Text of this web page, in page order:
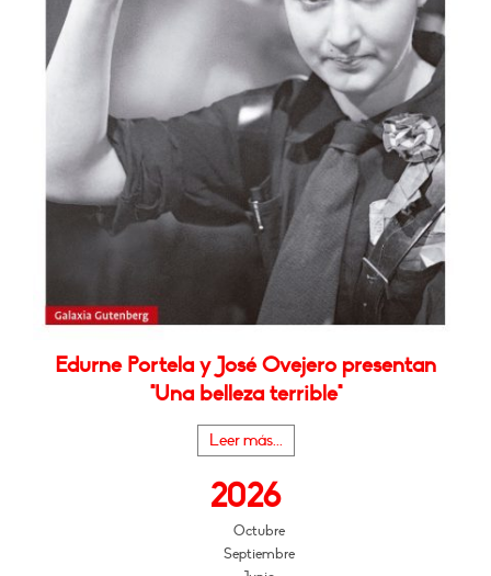
Edurne Portela y José Ovejero presentan
"Una belleza terrible"
Leer más...
2026
Octubre
Septiembre